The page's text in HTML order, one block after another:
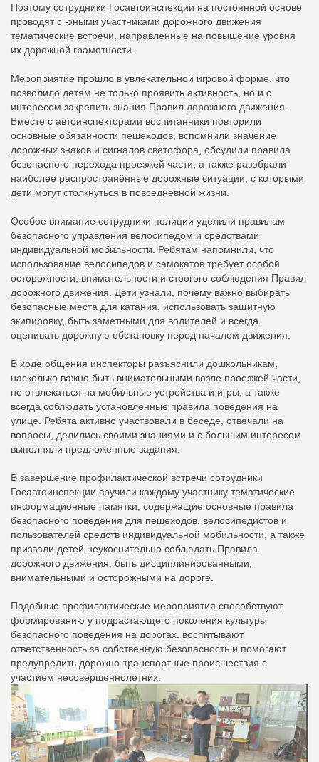
Поэтому сотрудники Госавтоинспекции на постоянной основе
проводят с юными участниками дорожного движения
тематические встречи, направленные на повышение уровня
их дорожной грамотности.
Мероприятие прошло в увлекательной игровой форме, что
позволило детям не только проявить активность, но и с
интересом закрепить знания Правил дорожного движения.
Вместе с автоинспекторами воспитанники повторили
основные обязанности пешеходов, вспомнили значение
дорожных знаков и сигналов светофора, обсудили правила
безопасного перехода проезжей части, а также разобрали
наиболее распространённые дорожные ситуации, с которыми
дети могут столкнуться в повседневной жизни.
Особое внимание сотрудники полиции уделили правилам
безопасного управления велосипедом и средствами
индивидуальной мобильности. Ребятам напомнили, что
использование велосипедов и самокатов требует особой
осторожности, внимательности и строгого соблюдения Правил
дорожного движения. Дети узнали, почему важно выбирать
безопасные места для катания, использовать защитную
экипировку, быть заметными для водителей и всегда
оценивать дорожную обстановку перед началом движения.
В ходе общения инспекторы разъяснили дошкольникам,
насколько важно быть внимательными возле проезжей части,
не отвлекаться на мобильные устройства и игры, а также
всегда соблюдать установленные правила поведения на
улице. Ребята активно участвовали в беседе, отвечали на
вопросы, делились своими знаниями и с большим интересом
выполняли предложенные задания.
В завершение профилактической встречи сотрудники
Госавтоинспекции вручили каждому участнику тематические
информационные памятки, содержащие основные правила
безопасного поведения для пешеходов, велосипедистов и
пользователей средств индивидуальной мобильности, а также
призвали детей неукоснительно соблюдать Правила
дорожного движения, быть дисциплинированными,
внимательными и осторожными на дороге.
Подобные профилактические мероприятия способствуют
формированию у подрастающего поколения культуры
безопасного поведения на дорогах, воспитывают
ответственность за собственную безопасность и помогают
предупредить дорожно-транспортные происшествия с
участием несовершеннолетних.